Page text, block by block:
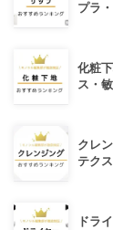
プラ
化粧
ス・
クレ
テク
ドラ